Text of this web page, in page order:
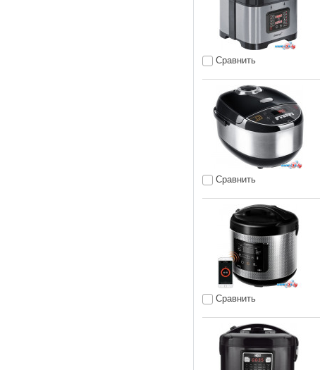
Сравнить
Сравнить
Сравнить